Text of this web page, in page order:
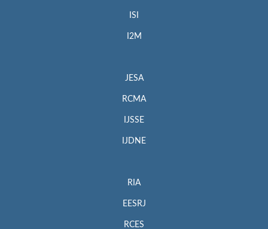
ISI
I2M
JESA
RCMA
IJSSE
IJDNE
RIA
EESRJ
RCES